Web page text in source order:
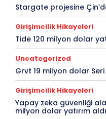
Stargate projesine
Girişimcilik Hikayeleri
Tide 120 milyon dolar
Uncategorized
Grvt 19 milyon dolar Seri
Girişimcilik Hikayeleri
Yapay zeka güvenliği
milyon dolar yatırım aldı